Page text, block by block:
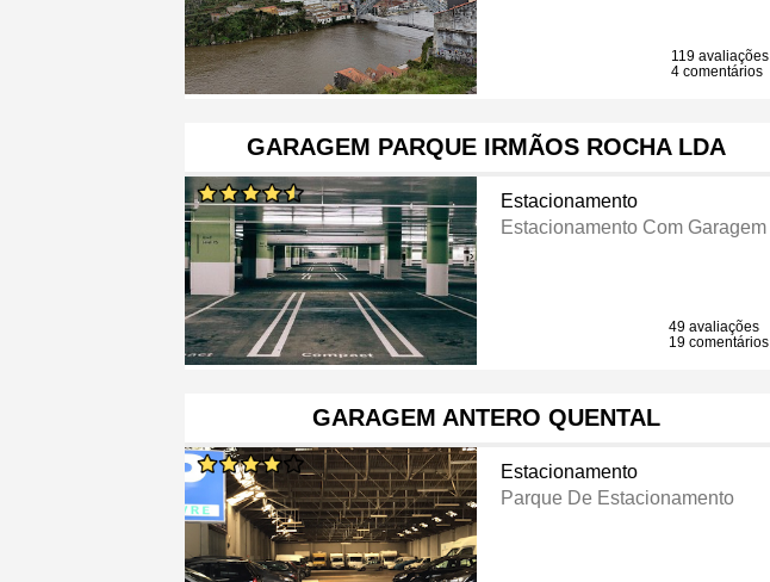
119 avaliações
4 comentários
GARAGEM PARQUE IRMÃOS ROCHA LDA
Estacionamento
Estacionamento Com Garagem
49 avaliações
19 comentários
GARAGEM ANTERO QUENTAL
Estacionamento
Parque De Estacionamento